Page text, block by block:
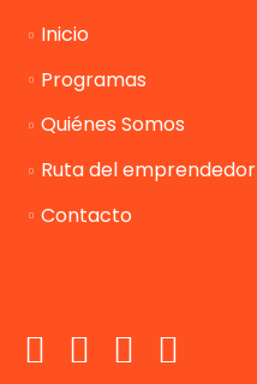
Inicio
Programas
Quiénes Somos
Ruta del emprendedor
Contacto